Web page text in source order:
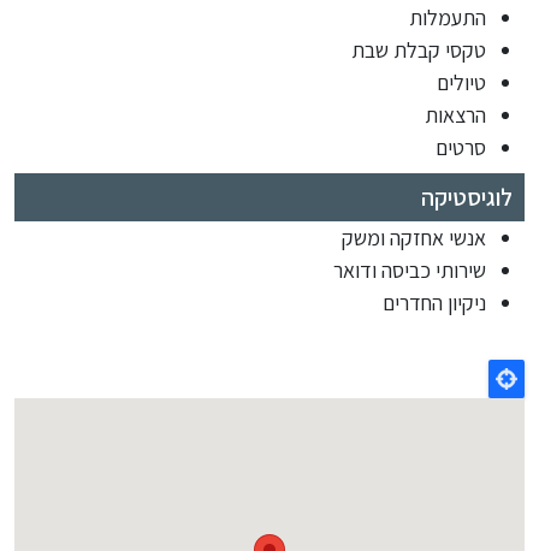
התעמלות
טקסי קבלת שבת
טיולים
הרצאות
סרטים
לוגיסטיקה
אנשי אחזקה ומשק
שירותי כביסה ודואר
ניקיון החדרים